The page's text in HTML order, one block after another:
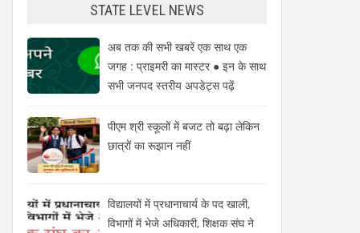
STATE LEVEL NEWS
अब तक की सभी खबरें एक साथ एक
जगह : प्राइमरी का मास्टर ● इन के साथ
सभी जनपद स्तरीय अपडेट्स पढ़ें
पीएम श्री स्कूलों में बजट तो बढ़ा लेकिन
छात्रों का रूझान नहीं
विद्यालयों में प्रधानाचार्य के पद खाली,
विभागों में भेजे अधिकारी, शिक्षक संघ ने